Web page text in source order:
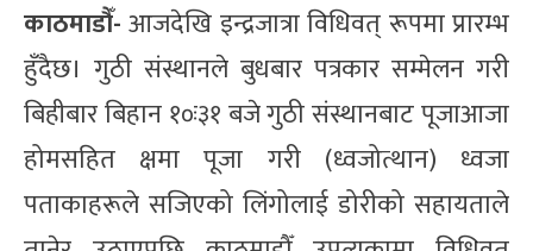
काठमाडौँ-आजदेखि इन्द्रजात्रा विधिवत् रूपमा प्रारम्भ
हुँदैछ। गुठी संस्थानले बुधबार पत्रकार सम्मेलन गरी
बिहीबार बिहान १०ः३१ बजे गुठी संस्थानबाट पूजाआजा
होमसहित क्षमा पूजा गरी (ध्वजोत्थान) ध्वजा
पताकाहरूले सजिएको लिंगोलाई डोरीको सहायताले